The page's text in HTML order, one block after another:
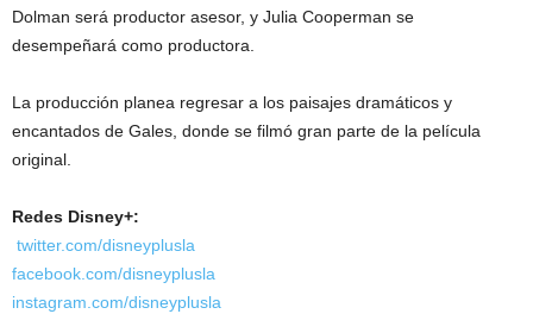
Dolman será productor asesor, y Julia Cooperman se
desempeñará como productora.
La producción planea regresar a los paisajes dramáticos y
encantados de Gales, donde se filmó gran parte de la película
original.
Redes Disney+:
twitter.com/disneyplusla
facebook.com/disneyplusla
instagram.com/disneyplusla